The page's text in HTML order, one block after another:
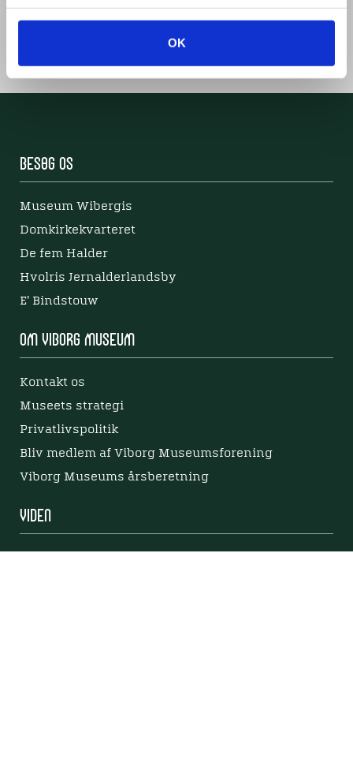
OK
Besøg os
Museum Wibergis
Domkirkekvarteret
De fem Halder
Hvolris Jernalderlandsby
E' Bindstouw
Om Viborg Museum
Kontakt os
Museets strategi
Privatlivspolitik
Bliv medlem af Viborg Museumsforening
Viborg Museums årsberetning
Viden